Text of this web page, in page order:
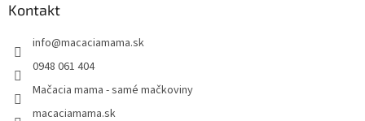
Kontakt
info@macaciamama.sk
0948 061 404
Mačacia mama - samé mačkoviny
macaciamama.sk